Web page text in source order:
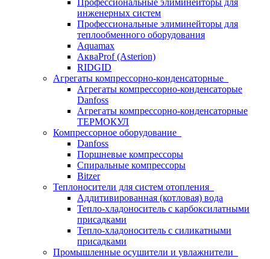
Профессиональные элиминейторы для
инженерных систем
Профессиональные элиминейторы для
теплообменного оборудования
Aquamax
АкваProf (Asterion)
RIDGID
Агрегаты компрессорно-конденсаторные
Агрегаты компрессорно-конденсаторые
Danfoss
Агрегаты компрессорно-конденсаторные
ТЕРМОКУЛ
Компрессорное оборудование
Danfoss
Поршневые компрессоры
Спиральные компрессоры
Bitzer
Теплоносители для систем отопления
Аддитивированная (котловая) вода
Тепло-хладоноситель с карбоксилатными
присадками
Тепло-хладоноситель с силикатными
присадками
Промышленные осушители и увлажнители